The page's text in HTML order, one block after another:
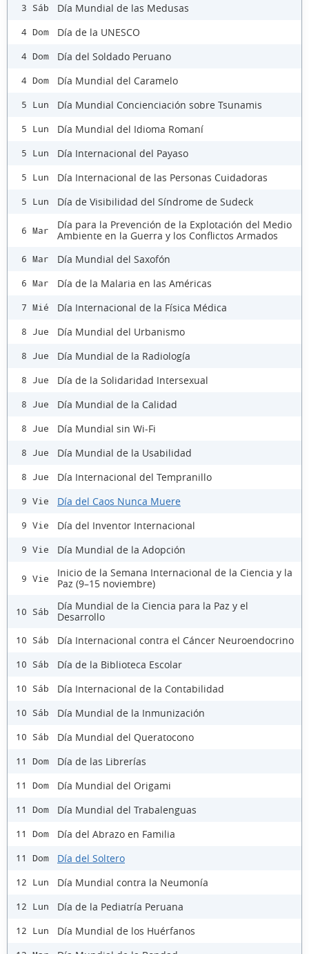
3 Sáb Día Mundial de las Medusas
4 Dom Día de la UNESCO
4 Dom Día del Soldado Peruano
4 Dom Día Mundial del Caramelo
5 Lun Día Mundial Concienciación sobre Tsunamis
5 Lun Día Mundial del Idioma Romaní
5 Lun Día Internacional del Payaso
5 Lun Día Internacional de las Personas Cuidadoras
5 Lun Día de Visibilidad del Síndrome de Sudeck
6 Mar
Día para la Prevención de la Explotación del Medio
Ambiente en la Guerra y los Conflictos Armados
6 Mar Día Mundial del Saxofón
6 Mar Día de la Malaria en las Américas
7 Mié Día Internacional de la Física Médica
8 Jue Día Mundial del Urbanismo
8 Jue Día Mundial de la Radiología
8 Jue Día de la Solidaridad Intersexual
8 Jue Día Mundial de la Calidad
8 Jue Día Mundial sin Wi-Fi
8 Jue Día Mundial de la Usabilidad
8 Jue Día Internacional del Tempranillo
9 Vie Día del Caos Nunca Muere
9 Vie Día del Inventor Internacional
9 Vie Día Mundial de la Adopción
9 Vie
Inicio de la Semana Internacional de la Ciencia y la
Paz (9–15 noviembre)
10 Sáb
Día Mundial de la Ciencia para la Paz y el
Desarrollo
10 Sáb Día Internacional contra el Cáncer Neuroendocrino
10 Sáb Día de la Biblioteca Escolar
10 Sáb Día Internacional de la Contabilidad
10 Sáb Día Mundial de la Inmunización
10 Sáb Día Mundial del Queratocono
11 Dom Día de las Librerías
11 Dom Día Mundial del Origami
11 Dom Día Mundial del Trabalenguas
11 Dom Día del Abrazo en Familia
11 Dom Día del Soltero
12 Lun Día Mundial contra la Neumonía
12 Lun Día de la Pediatría Peruana
12 Lun Día Mundial de los Huérfanos